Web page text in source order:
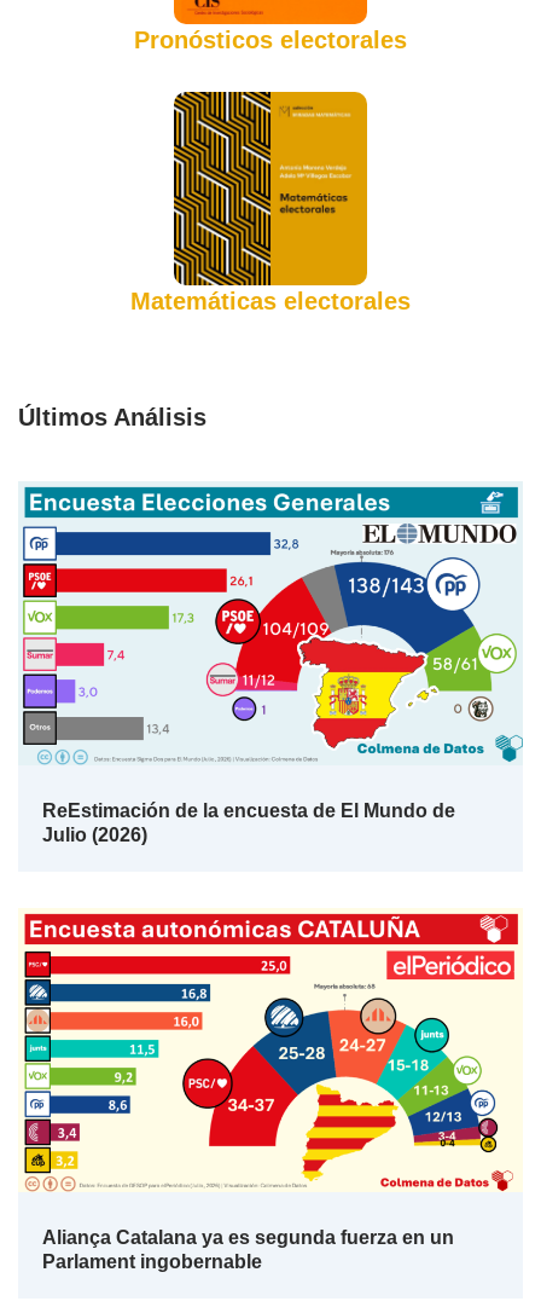
Pronósticos electorales
Matemáticas electorales
Últimos Análisis
ReEstimación de la encuesta de El Mundo de
Julio (2026)
Aliança Catalana ya es segunda fuerza en un
Parlament ingobernable